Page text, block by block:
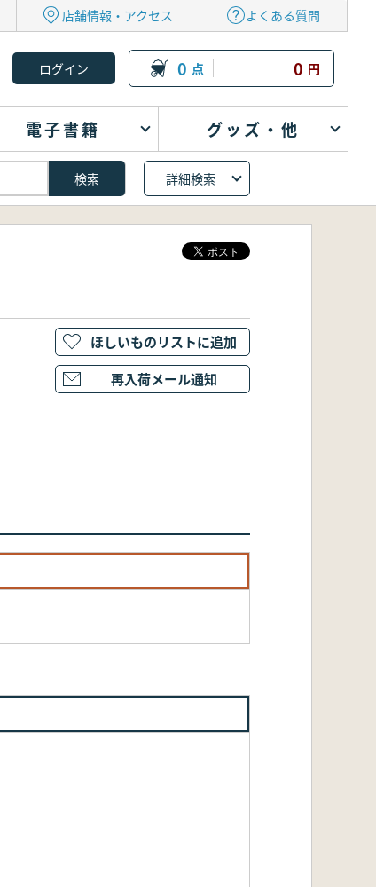
店舗情報・アクセス よくある質問
0 点 0 円
電子書籍 グッズ・他
詳細検索
ほしいものリストに追加
再入荷メール通知